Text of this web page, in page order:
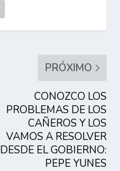
PRÓXIMO
CONOZCO LOS
PROBLEMAS DE LOS
CAÑEROS Y LOS
VAMOS A RESOLVER
DESDE EL GOBIERNO:
PEPE YUNES